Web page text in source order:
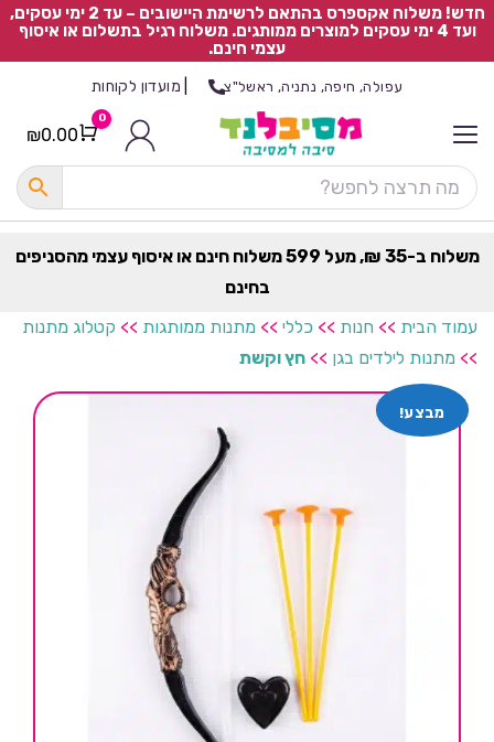
חדש! משלוח אקספרס בהתאם לרשימת היישובים – עד 2 ימי עסקים,
ועד 4 ימי עסקים למוצרים ממותגים. משלוח רגיל בתשלום או איסוף
עצמי חינם.
עפולה, חיפה, נתניה, ראשל"צ מועדון לקוחות
Cart
0
₪0.00
משלוח ב-35 ₪, מעל 599 משלוח חינם או איסוף עצמי מהסניפים
בחינם
עמוד הבית >> חנות >> כללי >> מתנות ממותגות >> קטלוג מתנות
>> מתנות לילדים בגן >> חץ וקשת
מבצע!